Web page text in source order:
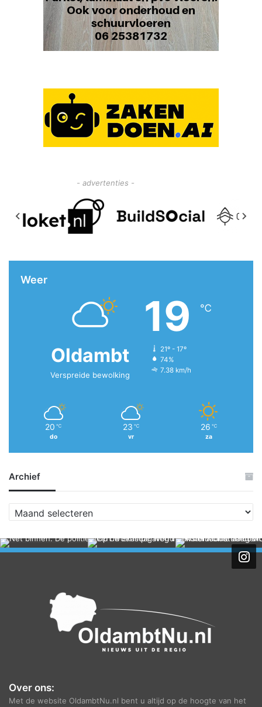
- advertenties -
Weer
Oldambt
Verspreide bewolking
19 ℃
21º - 17º
74%
7.38 km/h
20 ℃
do
23 ℃
vr
26 ℃
za
Archief
r
h
Over ons:
Met de website OldambtNu.nl bent u altijd op de hoogte van het